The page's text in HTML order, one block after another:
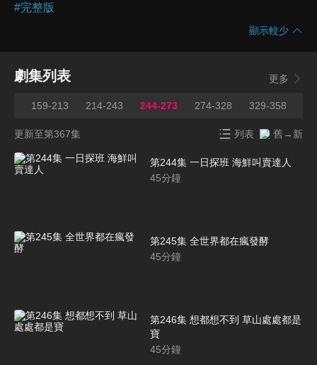
#完整版
顯示較少
劇集列表 更多
159-213 214-243 244-273 274-328 329-358
更新至第367集 列表 舊→新
第244集 一日探班 海鮮叫賣達人
45分鐘
第245集 全世界都在瘋發酵
45分鐘
第246集 想都想不到 草山處處都是
寶
45分鐘